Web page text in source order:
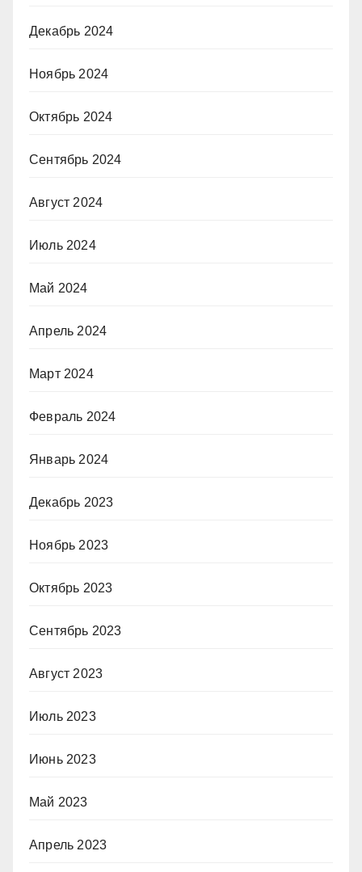
Декабрь 2024
Ноябрь 2024
Октябрь 2024
Сентябрь 2024
Август 2024
Июль 2024
Май 2024
Апрель 2024
Март 2024
Февраль 2024
Январь 2024
Декабрь 2023
Ноябрь 2023
Октябрь 2023
Сентябрь 2023
Август 2023
Июль 2023
Июнь 2023
Май 2023
Апрель 2023